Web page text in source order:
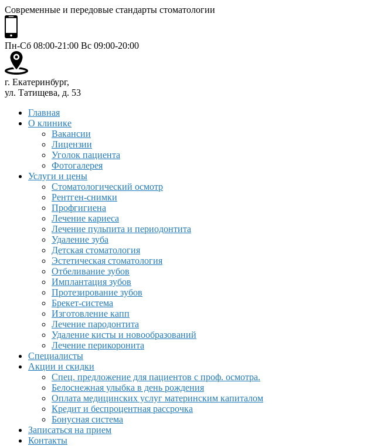
Современные и передовые стандарты стоматологии
Пн-Сб 08:00-21:00 Вс 09:00-20:00
г. Екатеринбург,
ул. Татищева, д. 53
Главная
О клинике
Вакансии
Лицензии
Уголок пациента
Фотогалерея
Услуги и цены
Стоматологический осмотр
Рентген-снимки
Профгигиена
Лечение кариеса
Лечение пульпита и периодонтита
Удаление зуба
Детская стоматология
Эстетическая стоматология
Отбеливание зубов
Имплантация зубов
Протезирование зубов
Брекет-система
Изготовление капп
Лечение пародонтита
Удаление кисты и новообразований
Лечение перикоронита
Специалисты
Акции и скидки
Спец. предложение для пациентов с проф. осмотра.
Белоснежная улыбка в день рождения
Оплата медицинских услуг материнским капиталом
Кредит и беспроцентная рассрочка
Бонусная система
Записаться на прием
Контакты